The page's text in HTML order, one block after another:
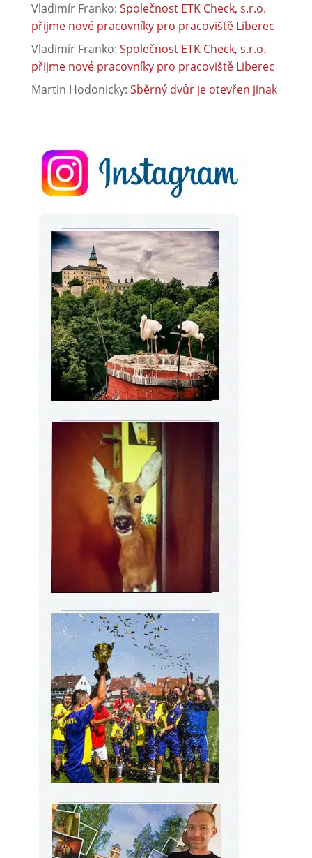
Vladimír Franko: Společnost ETK Check, s.r.o.
přijme nové pracovníky pro pracoviště Liberec
Vladimír Franko: Společnost ETK Check, s.r.o.
přijme nové pracovníky pro pracoviště Liberec
Martin Hodonicky: Sběrný dvůr je otevřen jinak